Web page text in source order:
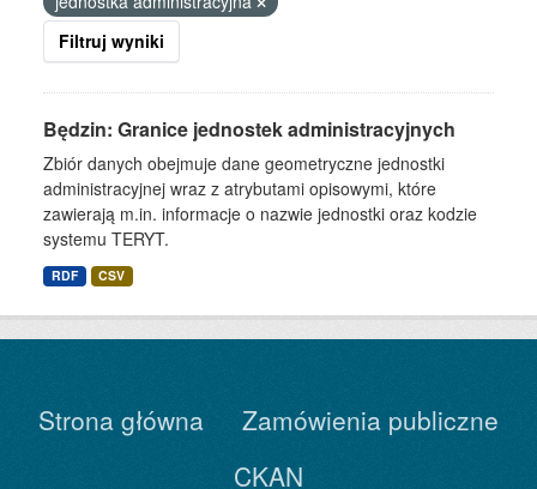
Filtruj wyniki
Będzin: Granice jednostek administracyjnych
Zbiór danych obejmuje dane geometryczne jednostki
administracyjnej wraz z atrybutami opisowymi, które
zawierają m.in. informacje o nazwie jednostki oraz kodzie
systemu TERYT.
RDF CSV
Strona główna
Zamówienia publiczne
CKAN